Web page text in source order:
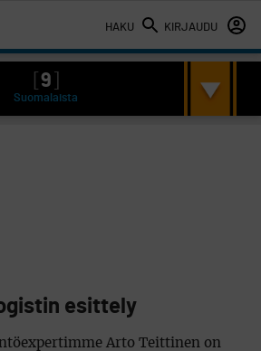
HAKU KIRJAUDU
9
Suomalaista
esittely
Arto Teittinen on